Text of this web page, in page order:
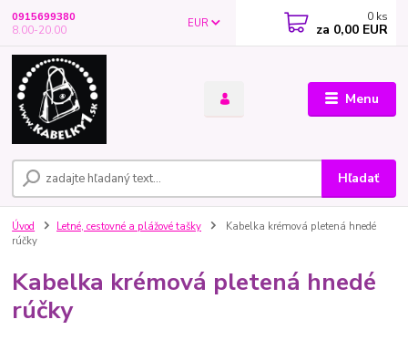
Menu
EUR
Hľadať
0915699380
8.00-20.00
0 ks
za 0,00 EUR
Úvod Letné, cestovné a plážové tašky
Kabelka krémová pletená hnedé
rúčky
Kabelka krémová pletená hnedé
rúčky